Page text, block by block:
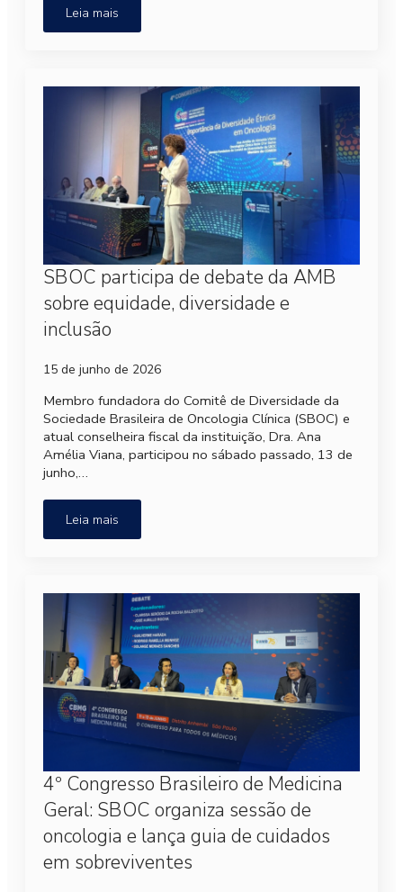
Leia mais
SBOC participa de debate da AMB
sobre equidade, diversidade e
inclusão
15 de junho de 2026
Membro fundadora do Comitê de Diversidade da
Sociedade Brasileira de Oncologia Clínica (SBOC) e
atual conselheira fiscal da instituição, Dra. Ana
Amélia Viana, participou no sábado passado, 13 de
junho,…
Leia mais
4º Congresso Brasileiro de Medicina
Geral: SBOC organiza sessão de
oncologia e lança guia de cuidados
em sobreviventes